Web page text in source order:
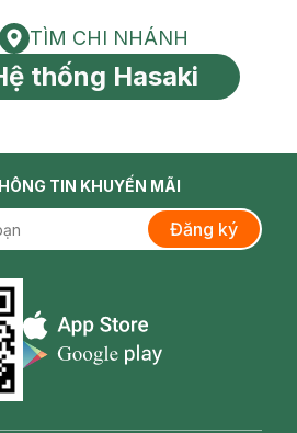
Tìm chi nhánh
TÌM CHI NHÁNH
thống Hasaki
TIN KHUYẾN MÃI
Đăng ký
Appstore icon